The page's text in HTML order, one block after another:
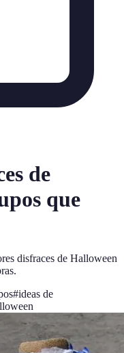
de
que
disfraces de Halloween
#ideas de